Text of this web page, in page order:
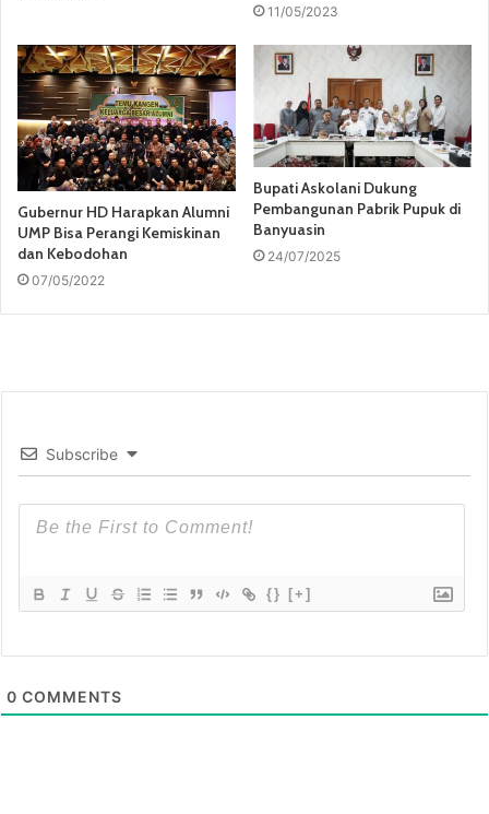
11/05/2023
Gubernur HD Harapkan Alumni
UMP Bisa Perangi Kemiskinan
dan Kebodohan
07/05/2022
Bupati Askolani Dukung
Pembangunan Pabrik Pupuk di
Banyuasin
24/07/2025
Subscribe
{} [+]
0 COMMENTS